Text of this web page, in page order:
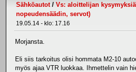
Sähköautot/ Vs: aloittelijan
nopeudensäädin, servot)
19.05.14 - klo: 17.16
Morjansta.
Eli siis tarkoitus olisi hommata M2-10
myös ajaa VTR luokkaa. Ihmettelin vain